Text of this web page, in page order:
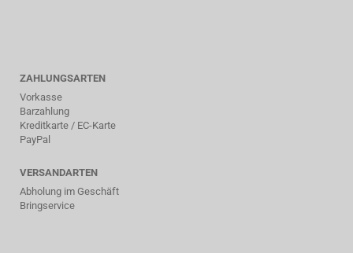
ZAHLUNGSARTEN
Vorkasse
Barzahlung
Kreditkarte / EC-Karte
PayPal
VERSANDARTEN
Abholung im Geschäft
Bringservice